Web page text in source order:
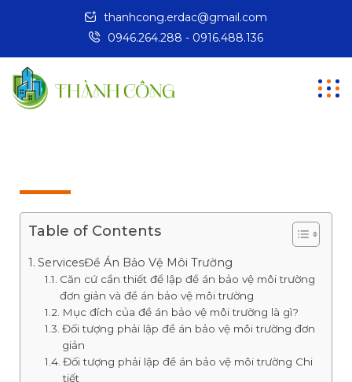
thanhcong.erdac@gmail.com
0946.264.288 - 0916.488.136
Table of Contents
ServicesĐề Án Bảo Vệ Môi Trường
Căn cứ cần thiết để lập đề án bảo vệ môi trường
đơn giản và đề án bảo vệ môi trường
Mục đích của đề án bảo vệ môi trường là gì?
Đối tượng phải lập đề án bảo vệ môi trường đơn
giản
Đối tượng phải lập đề án bảo vệ môi trường Chi
tiết